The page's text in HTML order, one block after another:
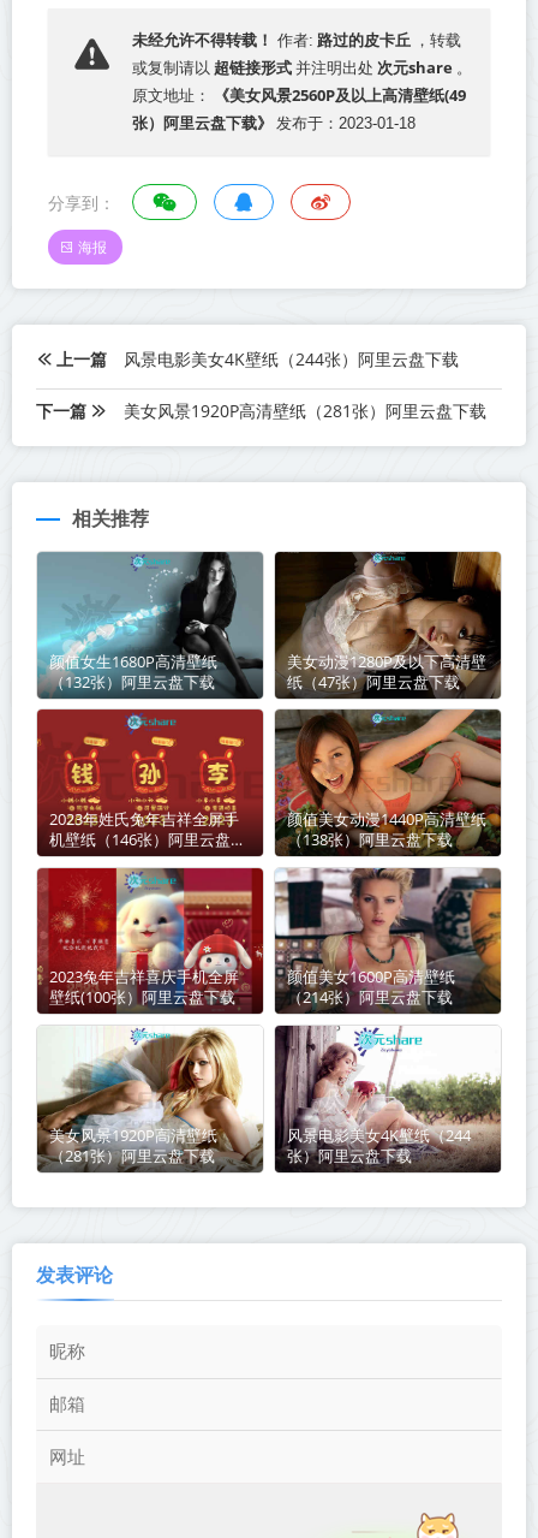
未经允许不得转载！ 作者: 路过的皮卡丘 ，转载
或复制请以 超链接形式 并注明出处 次元share 。
原文地址：
《美女风景2560P及以上高清壁纸(49
张）阿里云盘下载》
发布于：2023-01-18
分享到：
海报
上一篇 风景电影美女4K壁纸（244张）阿里云盘下载
下一篇 美女风景1920P高清壁纸（281张）阿里云盘下载
相关推荐
颜值女生1680P高清壁纸
（132张）阿里云盘下载
美女动漫1280P及以下高清壁
纸（47张）阿里云盘下载
2023年姓氏兔年吉祥全屏手
机壁纸（146张）阿里云盘下
载
颜值美女动漫1440P高清壁纸
（138张）阿里云盘下载
2023兔年吉祥喜庆手机全屏
壁纸(100张）阿里云盘下载
颜值美女1600P高清壁纸
（214张）阿里云盘下载
美女风景1920P高清壁纸
（281张）阿里云盘下载
风景电影美女4K壁纸（244
张）阿里云盘下载
发表评论